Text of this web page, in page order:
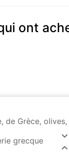
ont
de Grèce,


grecque